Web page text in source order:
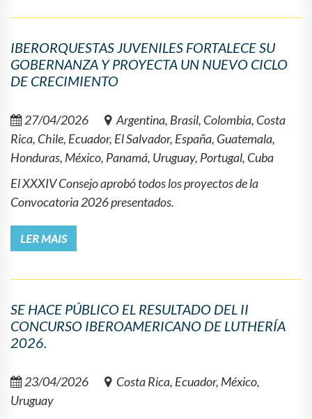
IBERORQUESTAS JUVENILES FORTALECE SU
GOBERNANZA Y PROYECTA UN NUEVO CICLO
DE CRECIMIENTO
27/04/2026
Argentina, Brasil, Colombia, Costa
Rica, Chile, Ecuador, El Salvador, España, Guatemala,
Honduras, México, Panamá, Uruguay, Portugal, Cuba
El XXXIV Consejo aprobó todos los proyectos de la
Convocatoria 2026 presentados.
LER MAIS
SE HACE PÚBLICO EL RESULTADO DEL II
CONCURSO IBEROAMERICANO DE LUTHERÍA
2026.
23/04/2026
Costa Rica, Ecuador, México,
Uruguay